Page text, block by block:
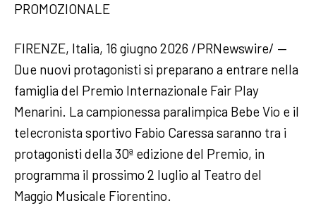
PROMOZIONALE
FIRENZE, Italia, 16 giugno 2026 /PRNewswire/ —
Due nuovi protagonisti si preparano a entrare nella
famiglia del Premio Internazionale Fair Play
Menarini. La campionessa paralimpica Bebe Vio e il
telecronista sportivo Fabio Caressa saranno tra i
protagonisti della 30ª edizione del Premio, in
programma il prossimo 2 luglio al Teatro del
Maggio Musicale Fiorentino.